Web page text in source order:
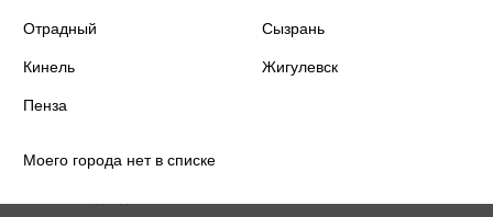
Отрадный Сызрань
Кинель Жигулевск
Пенза
Моего города нет в списке